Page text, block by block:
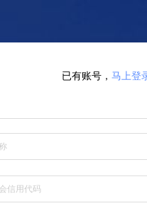
已有账号， 马上登